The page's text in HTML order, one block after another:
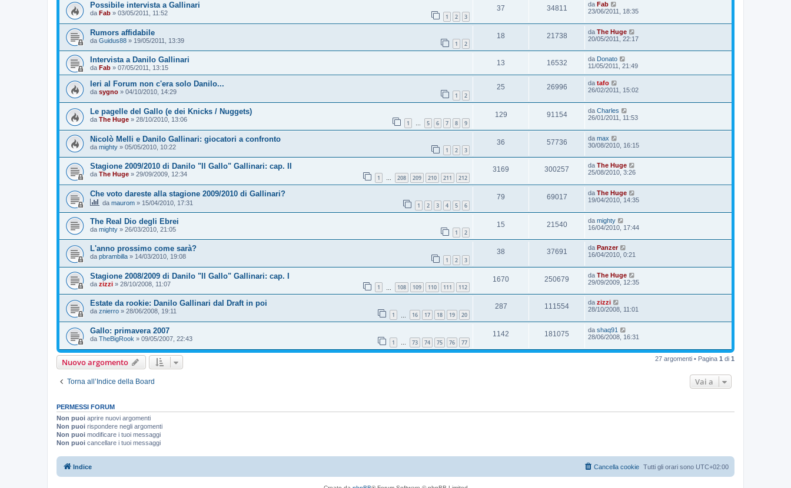
Possibile intervista a Gallinari
da Fab » 03/05/2011, 11:52 1 2 3
37 34811 da Fab
23/06/2011, 18:35
Rumors affidabile
da Guidus88 » 19/05/2011, 13:39 1 2
18 21738 da The Huge
20/05/2011, 22:17
Intervista a Danilo Gallinari
da Fab » 07/05/2011, 13:15
13 16532 da Donato
11/05/2011, 21:49
Ieri al Forum non c'era solo Danilo...
da sygno » 04/10/2010, 14:29 1 2
25 26996 da tafo
26/02/2011, 15:02
Le pagelle del Gallo (e dei Knicks / Nuggets)
da The Huge » 28/10/2010, 13:06 1 … 5 6 7 8 9
129 91154 da Charles
26/01/2011, 11:53
Nicolò Melli e Danilo Gallinari: giocatori a confronto
da mighty » 05/05/2010, 10:22 1 2 3
36 57736 da max
30/08/2010, 16:15
Stagione 2009/2010 di Danilo "Il Gallo" Gallinari: cap. II
da The Huge » 29/09/2009, 12:34 1 … 208 209 210 211 212
3169 300257 da The Huge
25/08/2010, 3:26
Che voto dareste alla stagione 2009/2010 di Gallinari?
da maurom » 15/04/2010, 17:31 1 2 3 4 5 6
79 69017 da The Huge
19/04/2010, 14:35
The Real Dio degli Ebrei
da mighty » 26/03/2010, 21:05 1 2
15 21540 da mighty
16/04/2010, 17:44
L'anno prossimo come sarà?
da pbrambilla » 14/03/2010, 19:08 1 2 3
38 37691 da Panzer
16/04/2010, 0:21
Stagione 2008/2009 di Danilo "Il Gallo" Gallinari: cap. I
da zizzi » 28/10/2008, 11:07 1 108 109 110 111 112
1670 250679 da The Huge
29/09/2009, 12:35
Estate da rookie: Danilo Gallinari dal Draft in poi
da znierro » 28/06/2008, 19:11 1 16 17 18 19 20
287 111554 da zizzi
28/10/2008, 11:01
Gallo: primavera 2007
da TheBigRook » 09/05/2007, 22:43 1 … 73 74 75 76 77
1142 181075 da shaq91
28/06/2008, 16:31
Nuovo argomento 27 argomenti • Pagina 1 di 1
Torna all’Indice della Board Vai a
PERMESSI FORUM
Non puoi aprire nuovi argomenti
Non puoi rispondere negli argomenti
Non puoi modificare i tuoi messaggi
Non puoi cancellare i tuoi messaggi
Indice Tutti gli orari sono UTC+02:00
Cancella cookie